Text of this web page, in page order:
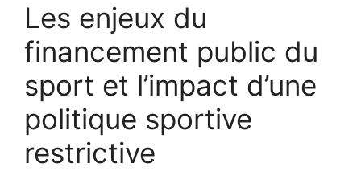
Les enjeux du
financement public du
sport et l’impact d’une
politique sportive
restrictive